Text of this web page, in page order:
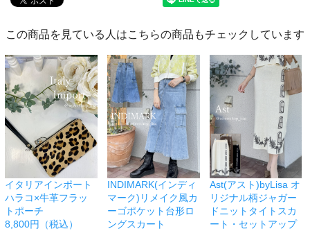
この商品を見ている人はこちらの商品もチェックしています
イタリアインポート
ハラコ×牛革フラッ
トポーチ
8,800円（税込）
INDIMARK(インディ
マーク)リメイク風カ
ーゴポケット台形ロ
ングスカート
Ast(アスト)byLisa オ
リジナル柄ジャガー
ドニットタイトスカ
ート・セットアップ